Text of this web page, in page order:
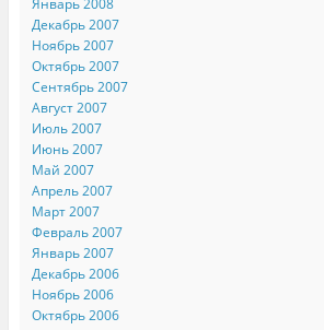
Декабрь 2007
Ноябрь 2007
Октябрь 2007
Сентябрь 2007
Август 2007
Июль 2007
Июнь 2007
Май 2007
Апрель 2007
Март 2007
Февраль 2007
Январь 2007
Декабрь 2006
Ноябрь 2006
Октябрь 2006